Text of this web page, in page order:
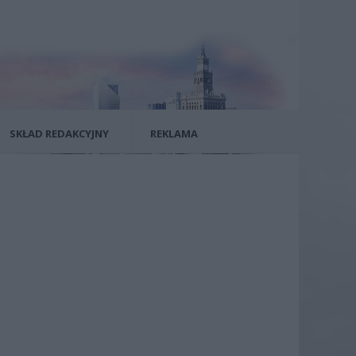
SKŁAD REDAKCYJNY REKLAMA